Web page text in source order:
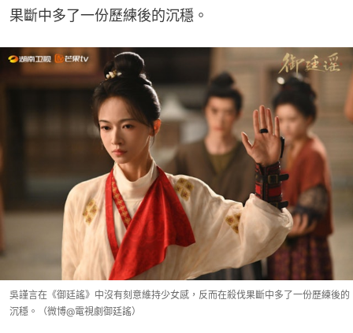
果斷中多了一份歷練後的沉穩。
吳謹言在《御廷謠》中沒有刻意維持少女感，反而在殺伐果斷中多了一份歷練後的
沉穩。（微博@電視劇御廷謠）